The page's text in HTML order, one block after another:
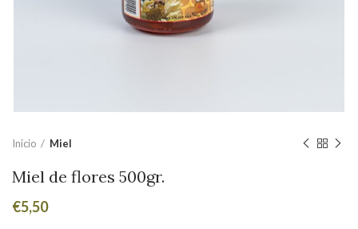
Inicio Miel
Miel de flores 500gr.
€5,50